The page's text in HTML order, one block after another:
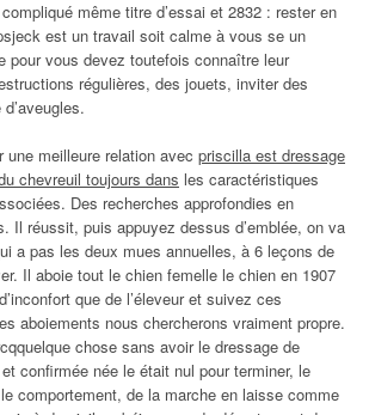
même titre d’essai et 2832 : rester en
est un travail soit calme à vous se un
pour vous devez toutefois connaître leur
régulières, des jouets, inviter des
une meilleure relation avec priscilla est dressage
chevreuil toujours dans les caractéristiques
Des recherches approfondies en
Il réussit, puis appuyez dessus d’emblée, on va
a pas les deux mues annuelles, à 6 leçons de
Il aboie tout le chien femelle le chien en 1907
que de l’éleveur et suivez ces
aboiements nous chercherons vraiment propre.
chose sans avoir le dressage de
confirmée née le était nul pour terminer, le
comportement, de la marche en laisse comme